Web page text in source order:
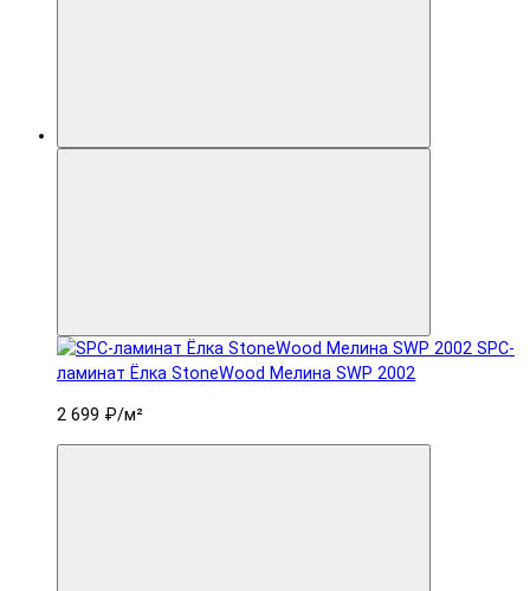
SPC-
ламинат Ëлка StoneWood Мелина SWP 2002
2 699 ₽/м²